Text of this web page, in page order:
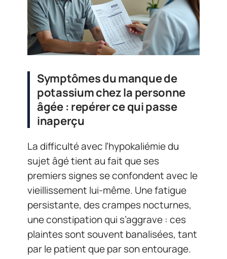
Symptômes du manque de
potassium chez la personne
âgée : repérer ce qui passe
inaperçu
La difficulté avec l’hypokaliémie du
sujet âgé tient au fait que ses
premiers signes se confondent avec le
vieillissement lui-même. Une fatigue
persistante, des crampes nocturnes,
une constipation qui s’aggrave : ces
plaintes sont souvent banalisées, tant
par le patient que par son entourage.